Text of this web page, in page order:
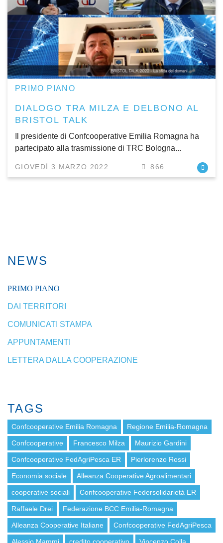
PRIMO PIANO
DIALOGO TRA MILZA E DELBONO AL
BRISTOL TALK
Il presidente di Confcooperative Emilia Romagna ha
partecipato alla trasmissione di TRC Bologna...
GIOVEDÌ 3 MARZO 2022 866
NEWS
PRIMO PIANO
DAI TERRITORI
COMUNICATI STAMPA
APPUNTAMENTI
LETTERA DALLA COOPERAZIONE
TAGS
Confcooperative Emilia Romagna Regione Emilia-Romagna
Confcooperative Francesco Milza Maurizio Gardini
Confcooperative FedAgriPesca ER Pierlorenzo Rossi
Economia sociale Alleanza Cooperative Agroalimentari
cooperative sociali Confcooperative Federsolidarietà ER
Raffaele Drei Federazione BCC Emilia-Romagna
Alleanza Cooperative Italiane Confcooperative FedAgriPesca